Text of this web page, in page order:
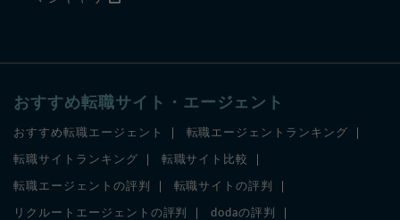
おすすめ転職サイト・エージェント
おすすめ転職エージェント 転職エージェントランキング
転職サイトランキング 転職サイト比較
転職エージェントの評判 転職サイトの評判
リクルートエージェントの評判 dodaの評判